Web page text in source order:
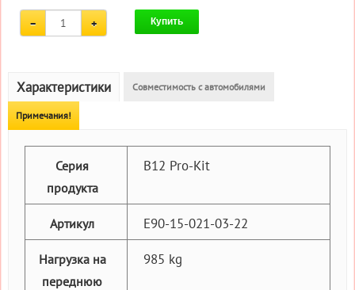
Купить
Характеристики Совместимость с автомобилями
Примечания!
Серия
продукта
B12 Pro-Kit
Артикул E90-15-021-03-22
Нагрузка на
переднюю
985 kg